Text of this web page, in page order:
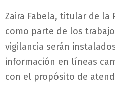
Zaira Fabela, titular de la
como parte de los
vigilancia serán
información en líneas
con el propósito de